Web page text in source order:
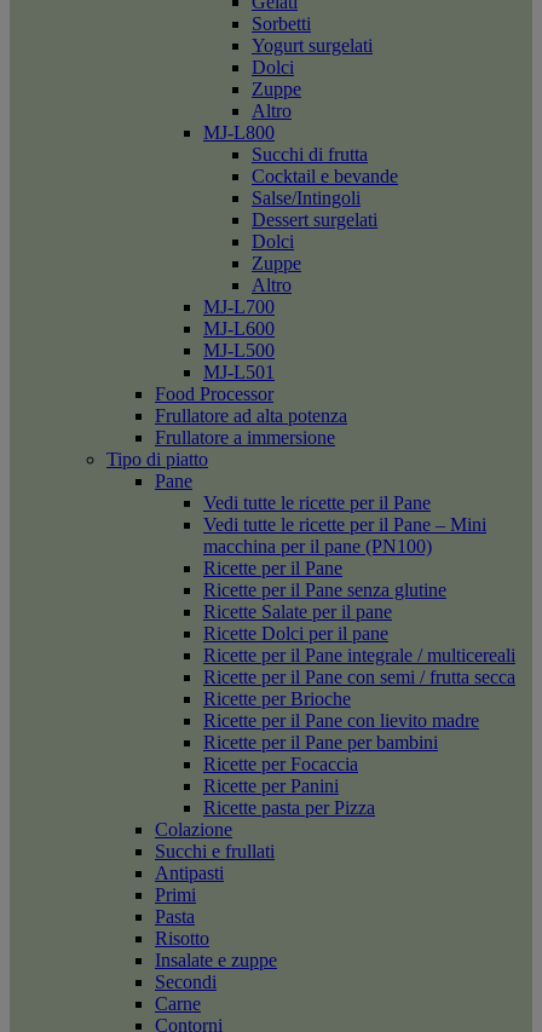
Sorbetti
Yogurt surgelati
Dolci
Zuppe
Altro
MJ-L800
Succhi di frutta
Cocktail e bevande
Salse/Intingoli
Dessert surgelati
Dolci
Zuppe
Altro
MJ-L700
MJ-L600
MJ-L500
MJ-L501
Food Processor
Frullatore ad alta potenza
Frullatore a immersione
Tipo di piatto
Pane
Vedi tutte le ricette per il Pane
Vedi tutte le ricette per il Pane – Mini
macchina per il pane (PN100)
Ricette per il Pane
Ricette per il Pane senza glutine
Ricette Salate per il pane
Ricette Dolci per il pane
Ricette per il Pane integrale / multicereali
Ricette per il Pane con semi / frutta secca
Ricette per Brioche
Ricette per il Pane con lievito madre
Ricette per il Pane per bambini
Ricette per Focaccia
Ricette per Panini
Ricette pasta per Pizza
Colazione
Succhi e frullati
Antipasti
Primi
Pasta
Risotto
Insalate e zuppe
Secondi
Carne
Contorni